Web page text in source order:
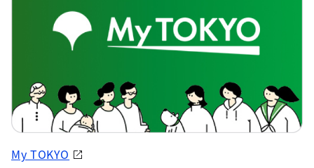
My TOKYO